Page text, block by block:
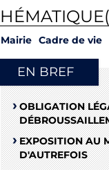
Mairie Cadre de vie
EN BREF
OBLIGATION
EXPOSITION AU
D'AUTREFOIS